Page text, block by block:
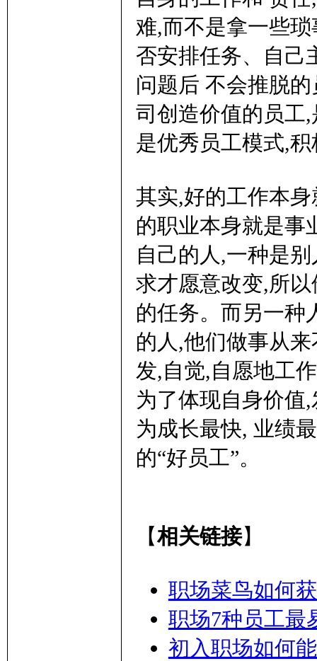
难,而不是拿一些
否安排任务、自己
问题后 不会推脱
司创造价值的员工
是优秀员工模式,
其实,好的工作本
的职业本身就是事
自己的人,一种是
求才愿意改变,所
的任务。而另一种
的人,他们做事从
发,自觉,自愿地工
为了体现自身价值
为成长最快, 业绩
的“好员工”。
【相关链接】
职场菜鸟如何
职场7种员工最
初入职场如何